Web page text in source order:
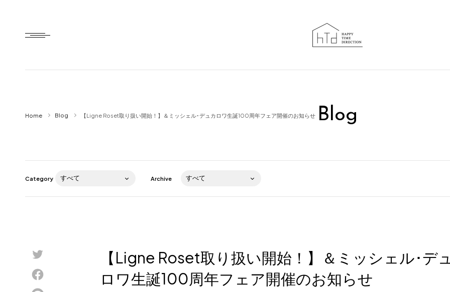
HTD style
Item
Brand
About us
Blog
Home Blog 【Ligne Roset取り扱い開始！】＆ミッシェル･デュカロワ生誕100周年フェア開催のお知らせ
Category Archive
【Ligne Roset取り扱い開始！】＆ミッシェル･デ
ロワ生誕100周年フェア開催のお知らせ